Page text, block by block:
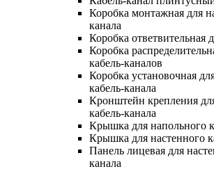
Коробка монтажная для
канала
Коробка ответвительная
Коробка
кабель-каналов
Коробка установочная
кабель-канала
Кронштейн крепления
кабель-канала
Крышка для напольного
Крышка для настенного
Панель лицевая для
канала